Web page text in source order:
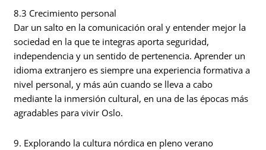
8.3 Crecimiento personal
Dar un salto en la comunicación oral y entender mejor la
sociedad en la que te integras aporta seguridad,
independencia y un sentido de pertenencia. Aprender un
idioma extranjero es siempre una experiencia formativa a
nivel personal, y más aún cuando se lleva a cabo
mediante la inmersión cultural, en una de las épocas más
agradables para vivir Oslo.
9. Explorando la cultura nórdica en pleno verano